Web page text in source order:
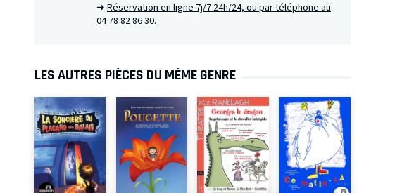
➜ Réservation en ligne 7j/7 24h/24, ou par téléphone au
04 78 82 86 30.
LES AUTRES PIÈCES DU MÊME GENRE